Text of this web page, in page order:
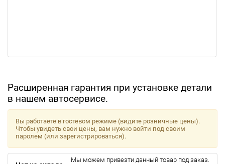
Расширенная гарантия при установке детали
в нашем автосервисе.
Вы работаете в гостевом режиме (видите розничные цены).
Чтобы увидеть свои цены, вам нужно войти под своим
паролем (или зарегистрироваться).
Мы можем привезти данный товар под заказ.